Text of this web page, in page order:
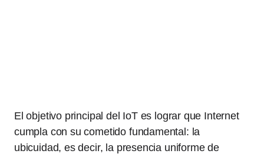
El objetivo principal del IoT es lograr que Internet
cumpla con su cometido fundamental: la
ubicuidad, es decir, la presencia uniforme de